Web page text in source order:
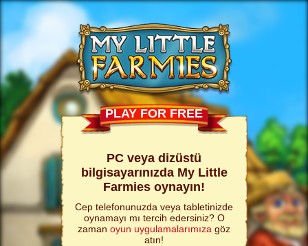
PLAY FOR FREE
PC veya dizüstü
bilgisayarınızda My Little
Farmies oynayın!
Cep telefonunuzda veya tabletinizde
oynamayı mı tercih edersiniz? O
zaman oyun uygulamalarımıza göz
atın!